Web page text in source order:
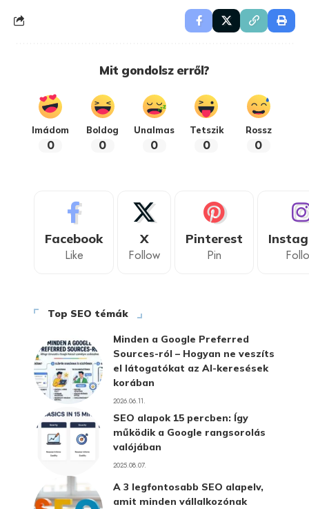
Mit gondolsz erről?
Imádom
0
Boldog
0
Unalmas
0
Tetszik
0
Rossz
0
Facebook
Like
X
Follow
Pinterest
Pin
Top SEO témák
Minden a Google Preferred
Sources-ról – Hogyan ne veszíts
el látogatókat az AI-keresések
korában
2026.06.11.
SEO alapok 15 percben: Így
működik a Google rangsorolás
valójában
2025.08.07.
A 3 legfontosabb SEO alapelv,
amit minden vállalkozónak